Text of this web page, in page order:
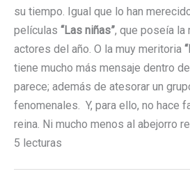
su tiempo. Igual que lo han
películas “Las niñas”, que poseía la
actores del año. O la muy meritoria
tiene mucho más mensaje dentro
parece; además de atesorar un
fenomenales. Y, para ello, no hace
reina. Ni mucho menos al abejorro
5 lecturas